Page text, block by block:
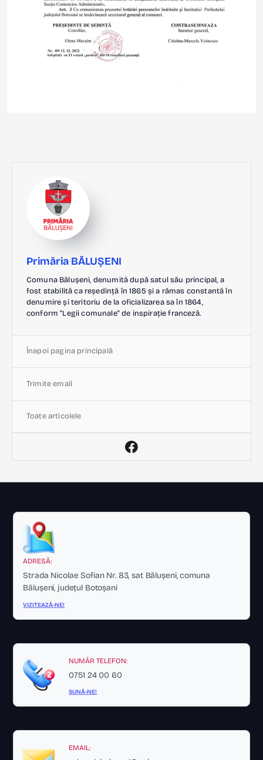
Primăria BĂLUȘENI
Comuna Bălușeni, denumită după satul său principal, a
fost stabilită ca reședință în 1865 și a rămas constantă în
denumire și teritoriu de la oficializarea sa în 1864,
conform "Legii comunale" de inspirație franceză.
Înapoi pagina principală
Trimite email
Toate articolele
ADRESĂ:
Strada Nicolae Sofian Nr. 83, sat Bălușeni, comuna
Bălușeni, județul Botoșani
VIZITEAZĂ-NE!
NUMĂR TELEFON:
0751 24 00 60
SUNĂ-NE!
EMAIL: